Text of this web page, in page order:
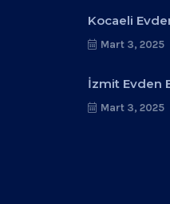
Kocaeli
Mart 3, 2025
İzmit Evden
Mart 3, 2025